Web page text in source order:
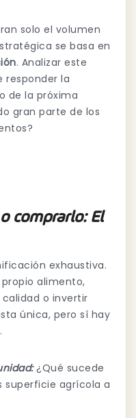
solo el volumen
se basa en
. Analizar este
responder la
de la próxima
gran parte de los
comprarlo: El
exhaustiva.
alimento,
o invertir
única, pero sí hay
¿Qué sucede
superficie agrícola a